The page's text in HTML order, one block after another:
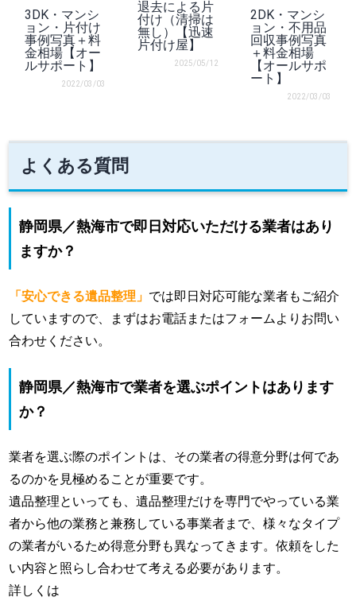
3DK・マンシ
ョン・片付け
事例写真＋料
金相場【オー
ルサポート】
2022/03/03
退去による片
付け（清掃は
無し）【迅速
片付け屋】
2025/05/12
2DK・マンシ
ョン・不用品
回収事例写真
＋料金相場
【オールサポ
ート】
2022/03/03
よくある質問
静岡県／熱海市で即日対応いただける業者はあり
ますか？
「安心できる遺品整理」 では即日対応可能な業者もご紹介
していますので、まずはお電話またはフォームよりお問い
合わせください。
静岡県／熱海市で業者を選ぶポイントはあります
か？
業者を選ぶ際のポイントは、その業者の得意分野は何であ
るのかを見極めることが重要です。
遺品整理といっても、遺品整理だけを専門でやっている業
者から他の業務と兼務している事業者まで、様々なタイプ
の業者がいるため得意分野も異なってきます。依頼をした
い内容と照らし合わせて考える必要があります。
詳しくは